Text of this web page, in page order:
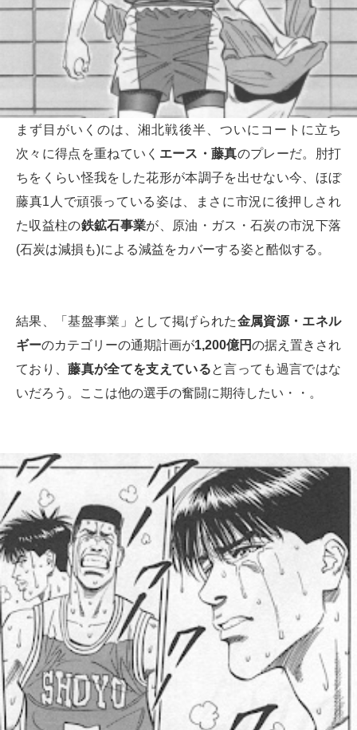
まず目がいくのは、湘北戦後半、ついにコートに立ち
次々に得点を重ねていく エース・藤真のプレーだ。肘打
ちをくらい怪我をした花形が本調子を出せない今、ほぼ
藤真1人で頑張っている姿は、まさに市況に後押しされ
た収益柱の鉄鉱石事業が、原油・ガス・石炭の市況下落
(石炭は減損も)による減益をカバーする姿と酷似する。
結果、「基盤事業」として掲げられた金属資源・エネル
ギーのカテゴリーの通期計画が1,200億円の据え置きされ
ており、藤真が全てを支えていると言っても過言ではな
いだろう。ここは他の選手の奮闘に期待したい・・。